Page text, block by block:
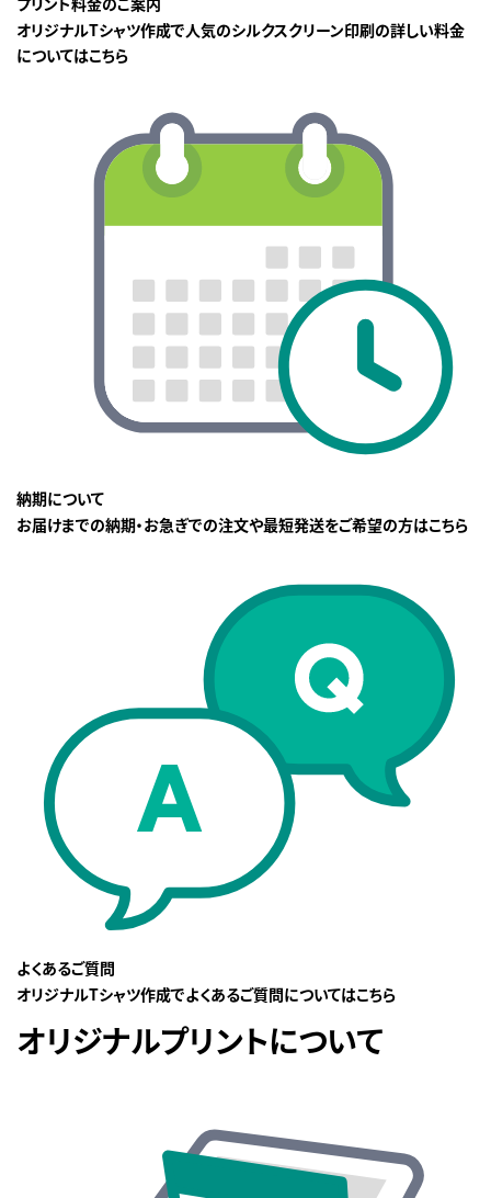
オリジナルTシャツ作成で人気のシルクスクリーン印刷の詳しい料金
についてはこちら
納期について
お届けまでの納期・お急ぎでの注文や最短発送をご希望の方はこちら
よくあるご質問
オリジナルTシャツ作成でよくあるご質問についてはこちら
オリジナルプリントについて